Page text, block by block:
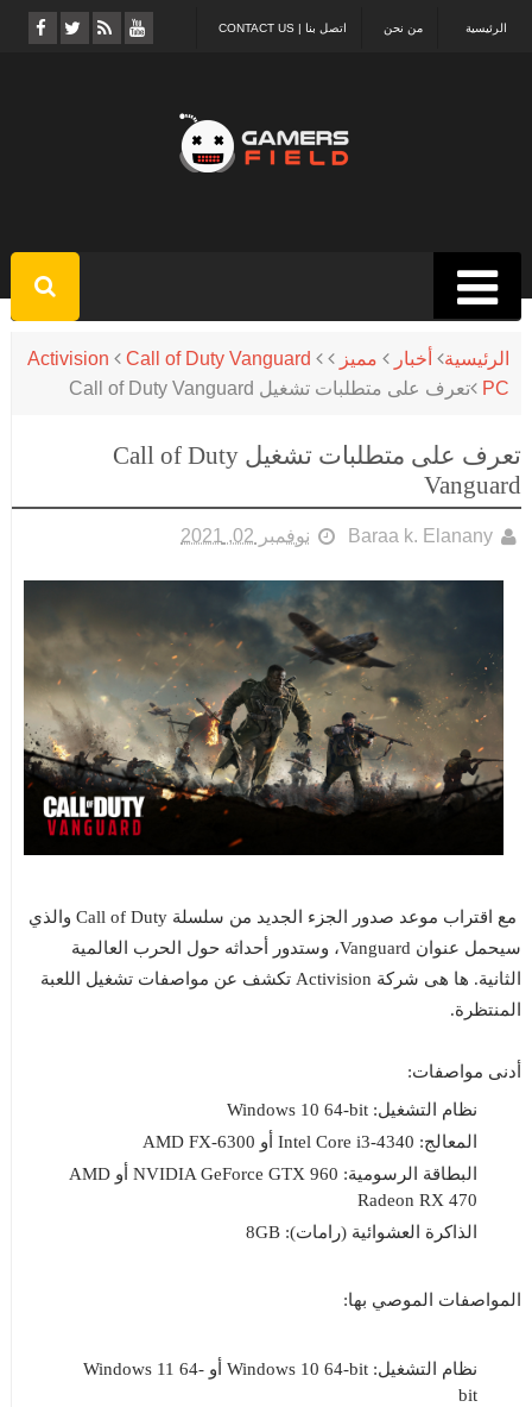
اتصل بنا | CONTACT US من نحن الرئيسية
الرئيسية أخبار مميز Activision
Call of Duty Vanguard
PC
تعرف على متطلبات تشغيل Call of Duty Vanguard
تعرف على متطلبات تشغيل Call of Duty
Vanguard
Baraa k. Elanany نوفمبر 02, 2021
مع اقتراب موعد صدور الجزء الجديد من سلسلة Call of Duty والذي
سيحمل عنوان Vanguard، وستدور أحداثه حول الحرب العالمية
الثانية. ها هى شركة Activision تكشف عن مواصفات تشغيل اللعبة
المنتظرة.
أدنى مواصفات:
نظام التشغيل: Windows 10 64-bit
المعالج: Intel Core i3-4340 أو AMD FX-6300
البطاقة الرسومية: NVIDIA GeForce GTX 960 أو AMD
Radeon RX 470
الذاكرة العشوائية (رامات): 8GB
المواصفات الموصي بها:
نظام التشغيل: Windows 10 64-bit أو Windows 11 64-
bit